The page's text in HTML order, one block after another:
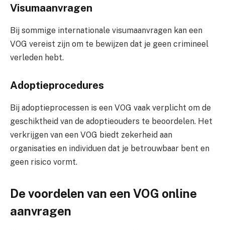
Visumaanvragen
Bij sommige internationale visumaanvragen kan een
VOG vereist zijn om te bewijzen dat je geen crimineel
verleden hebt.
Adoptieprocedures
Bij adoptieprocessen is een VOG vaak verplicht om de
geschiktheid van de adoptieouders te beoordelen. Het
verkrijgen van een VOG biedt zekerheid aan
organisaties en individuen dat je betrouwbaar bent en
geen risico vormt.
De voordelen van een VOG online
aanvragen